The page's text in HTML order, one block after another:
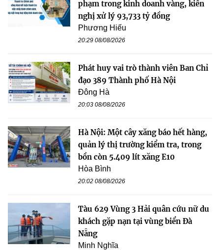
phạm trong kinh doanh vàng, kiến
nghị xử lý 93,733 tỷ đồng
Phương Hiếu
20:29 08/08/2026
Phát huy vai trò thành viên Ban Chỉ
đạo 389 Thành phố Hà Nội
Đông Hà
20:03 08/08/2026
Hà Nội: Một cây xăng báo hết hàng,
quản lý thị trường kiểm tra, trong
bồn còn 5.409 lít xăng E10
Hòa Bình
20:02 08/08/2026
Tàu 629 Vùng 3 Hải quân cứu nữ du
khách gặp nạn tại vùng biển Đà
Nẵng
Minh Nghĩa